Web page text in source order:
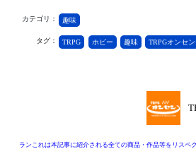
カテゴリ： 趣味
タグ： TRPG ホビー 趣味 TRPGオンセン
ランこれは本記事に紹介される全ての商品・作品等をリスペ